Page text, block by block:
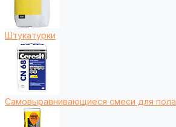
Штукатурки
Самовыравнивающиеся смеси для пола